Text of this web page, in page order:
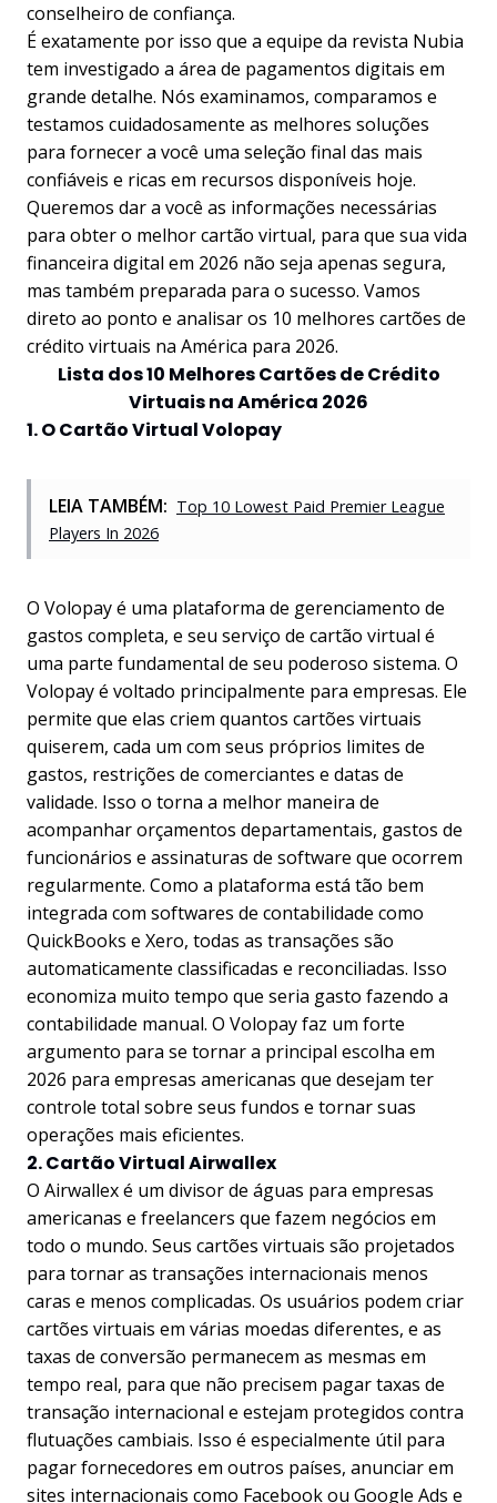
conselheiro de confiança.
É exatamente por isso que a equipe da revista Nubia
tem investigado a área de pagamentos digitais em
grande detalhe. Nós examinamos, comparamos e
testamos cuidadosamente as melhores soluções
para fornecer a você uma seleção final das mais
confiáveis e ricas em recursos disponíveis hoje.
Queremos dar a você as informações necessárias
para obter o melhor cartão virtual, para que sua vida
financeira digital em 2026 não seja apenas segura,
mas também preparada para o sucesso. Vamos
direto ao ponto e analisar os 10 melhores cartões de
crédito virtuais na América para 2026.
Lista dos 10 Melhores Cartões de Crédito
Virtuais na América 2026
1. O Cartão Virtual Volopay
LEIA TAMBÉM: Top 10 Lowest Paid Premier League
Players In 2026
O Volopay é uma plataforma de gerenciamento de
gastos completa, e seu serviço de cartão virtual é
uma parte fundamental de seu poderoso sistema. O
Volopay é voltado principalmente para empresas. Ele
permite que elas criem quantos cartões virtuais
quiserem, cada um com seus próprios limites de
gastos, restrições de comerciantes e datas de
validade. Isso o torna a melhor maneira de
acompanhar orçamentos departamentais, gastos de
funcionários e assinaturas de software que ocorrem
regularmente. Como a plataforma está tão bem
integrada com softwares de contabilidade como
QuickBooks e Xero, todas as transações são
automaticamente classificadas e reconciliadas. Isso
economiza muito tempo que seria gasto fazendo a
contabilidade manual. O Volopay faz um forte
argumento para se tornar a principal escolha em
2026 para empresas americanas que desejam ter
controle total sobre seus fundos e tornar suas
operações mais eficientes.
2. Cartão Virtual Airwallex
O Airwallex é um divisor de águas para empresas
americanas e freelancers que fazem negócios em
todo o mundo. Seus cartões virtuais são projetados
para tornar as transações internacionais menos
caras e menos complicadas. Os usuários podem criar
cartões virtuais em várias moedas diferentes, e as
taxas de conversão permanecem as mesmas em
tempo real, para que não precisem pagar taxas de
transação internacional e estejam protegidos contra
flutuações cambiais. Isso é especialmente útil para
pagar fornecedores em outros países, anunciar em
sites internacionais como Facebook ou Google Ads e